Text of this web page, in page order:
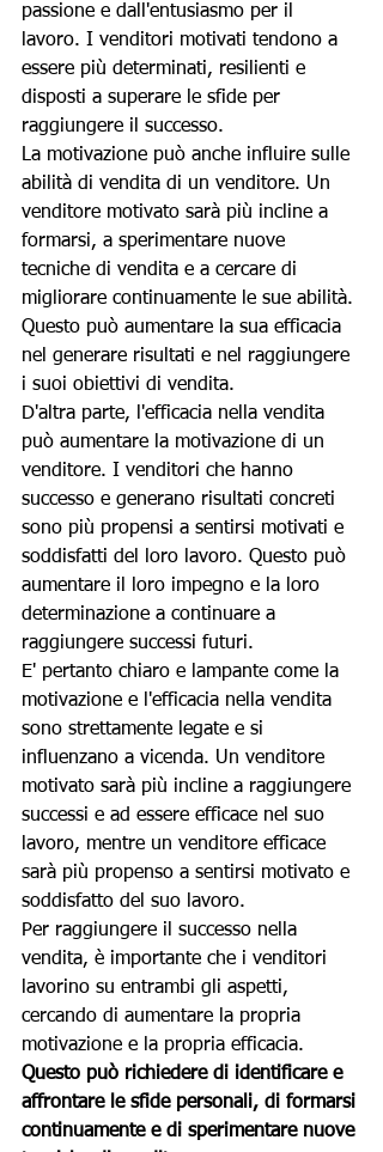
passione e dall'entusiasmo per il
lavoro. I venditori motivati tendono a
essere più determinati, resilienti e
disposti a superare le sfide per
raggiungere il successo.
La motivazione può anche influire sulle
abilità di vendita di un venditore. Un
venditore motivato sarà più incline a
formarsi, a sperimentare nuove
tecniche di vendita e a cercare di
migliorare continuamente le sue abilità.
Questo può aumentare la sua efficacia
nel generare risultati e nel raggiungere
i suoi obiettivi di vendita.
D'altra parte, l'efficacia nella vendita
può aumentare la motivazione di un
venditore. I venditori che hanno
successo e generano risultati concreti
sono più propensi a sentirsi motivati e
soddisfatti del loro lavoro. Questo può
aumentare il loro impegno e la loro
determinazione a continuare a
raggiungere successi futuri.
E' pertanto chiaro e lampante come la
motivazione e l'efficacia nella vendita
sono strettamente legate e si
influenzano a vicenda. Un venditore
motivato sarà più incline a raggiungere
successi e ad essere efficace nel suo
lavoro, mentre un venditore efficace
sarà più propenso a sentirsi motivato e
soddisfatto del suo lavoro.
Per raggiungere il successo nella
vendita, è importante che i venditori
lavorino su entrambi gli aspetti,
cercando di aumentare la propria
motivazione e la propria efficacia.
Questo può richiedere di identificare e
affrontare le sfide personali, di formarsi
continuamente e di sperimentare nuove